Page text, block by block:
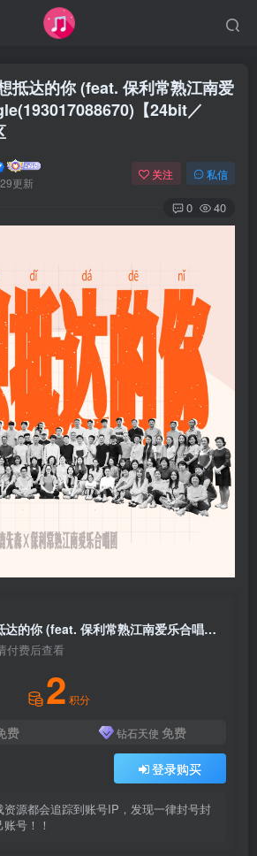
抵达的你 (feat. 保利常熟江南爱
【24bit／
更新
关注 私信
0 40
鹿先森乐队 – 我想抵达的你 (feat. 保利常熟江南爱乐合唱团) – Single(193017088670)【24bit／48.0kHz】台湾区
付费后查看
2 积分
费 钻石天使 免费
登录购买
源都会追踪到账号IP，发现一律封号封
号！！